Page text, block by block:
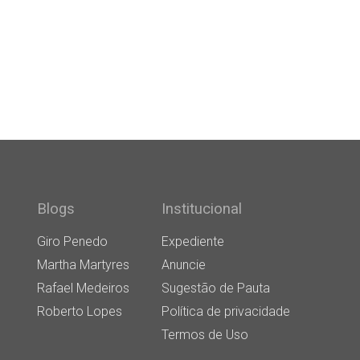
Blogs
Giro Penedo
Martha Martyres
Rafael Medeiros
Roberto Lopes
Institucional
Expediente
Anuncie
Sugestão de Pauta
Política de privacidade
Termos de Uso